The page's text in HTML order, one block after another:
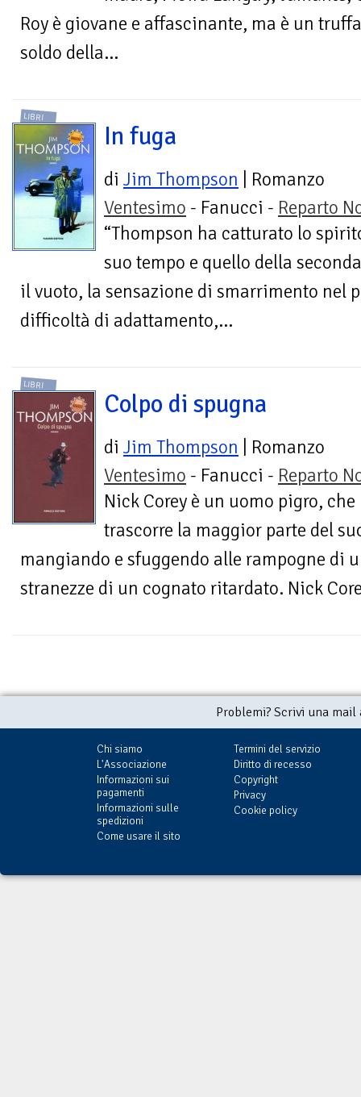
Roy è giovane e affascinante, ma è un
soldo della...
LIBRI
In fuga
di Jim Thompson | Romanzo
Ventesimo - Fanucci - Reparto
“Thompson ha catturato lo
suo tempo e quello della
il vuoto, la sensazione di smarrimento nel
difficoltà di adattamento,...
LIBRI
Colpo di spugna
di Jim Thompson | Romanzo
Ventesimo - Fanucci - Reparto
Nick Corey è un uomo pigro, che
trascorre la maggior parte del
mangiando e sfuggendo alle rampogne di
stranezze di un cognato ritardato. Nick
Problemi? Scrivi una
Chi siamo
L'Associazione
Informazioni sui
pagamenti
Informazioni sulle
spedizioni
Come usare il sito
Termini del servizio
Diritto di recesso
Copyright
Privacy
Cookie policy